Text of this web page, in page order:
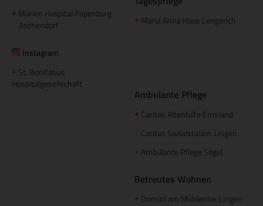
+ Marien Hospital Papenburg
Aschendorf
Instagram
St. Bonifatius
Hospitalgesellschaft
+ Maria Anna Haus Lengerich
Ambulante Pflege
+ Caritas Altenhilfe Emsland
+ Caritas Sozialstation Lingen
+ Ambulante Pflege Sögel
Betreutes Wohnen
Domizil am Mühlentor Lingen